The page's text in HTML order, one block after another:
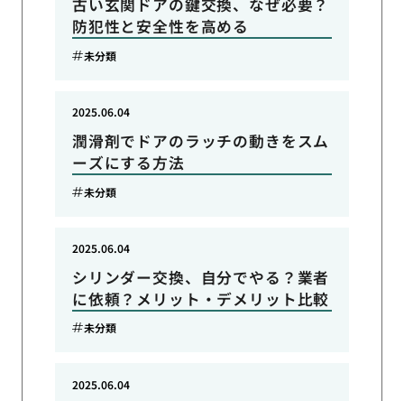
古い玄関ドアの鍵交換、なぜ必要？
防犯性と安全性を高める
未分類
潤滑剤でドアのラッチの動きをスム
ーズにする方法
2025.06.04
未分類
シリンダー交換、自分でやる？業者
に依頼？メリット・デメリット比較
2025.06.04
未分類
2025.06.04